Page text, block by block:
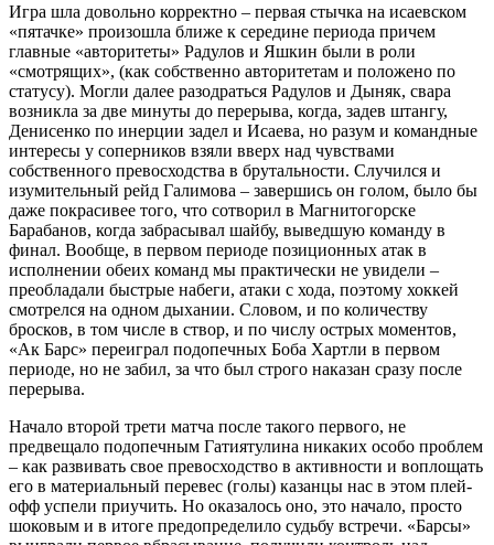
Игра шла довольно корректно – первая стычка на исаевском
«пятачке» произошла ближе к середине периода причем
главные «авторитеты» Радулов и Яшкин были в роли
«смотрящих», (как собственно авторитетам и положено по
статусу). Могли далее разодраться Радулов и Дыняк, свара
возникла за две минуты до перерыва, когда, задев штангу,
Денисенко по инерции задел и Исаева, но разум и командные
интересы у соперников взяли вверх над чувствами
собственного превосходства в брутальности. Случился и
изумительный рейд Галимова – завершись он голом, было бы
даже покрасивее того, что сотворил в Магнитогорске
Барабанов, когда забрасывал шайбу, выведшую команду в
финал. Вообще, в первом периоде позиционных атак в
исполнении обеих команд мы практически не увидели –
преобладали быстрые набеги, атаки с хода, поэтому хоккей
смотрелся на одном дыхании. Словом, и по количеству
бросков, в том числе в створ, и по числу острых моментов,
«Ак Барс» переиграл подопечных Боба Хартли в первом
периоде, но не забил, за что был строго наказан сразу после
перерыва.
Начало второй трети матча после такого первого, не
предвещало подопечным Гатиятулина никаких особо проблем
– как развивать свое превосходство в активности и воплощать
его в материальный перевес (голы) казанцы нас в этом плей-
офф успели приучить. Но оказалось оно, это начало, просто
шоковым и в итоге предопределило судьбу встречи. «Барсы»